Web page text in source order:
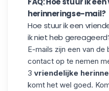
herinneringse-mail?
Hoe stuur ik een
ik niet heb
E-mails zijn een van
contact op te nemen
3 vriendelijke
komt het wel goed.